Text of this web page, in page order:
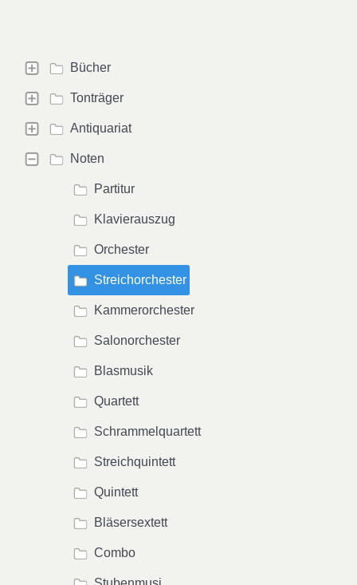
Bücher
Tonträger
Antiquariat
Noten
Partitur
Klavierauszug
Orchester
Streichorchester
Kammerorchester
Salonorchester
Blasmusik
Quartett
Schrammelquartett
Streichquintett
Quintett
Bläsersextett
Combo